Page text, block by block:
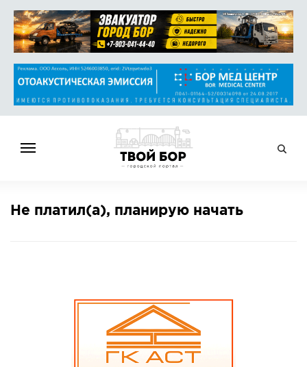
НОВОСТИ
АФИША
Не платил(а), планирую начать